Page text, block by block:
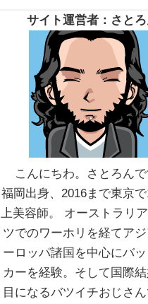
サイト運営者：さと
こんにちわ。さとろんで
福岡出身、2016まで東京
上美容師。 オーストラリ
ツでのワーホリを経てアジ
ーロッパ諸国を中心にバッ
カーを経験。そして国際
目になるバツイチおじさん